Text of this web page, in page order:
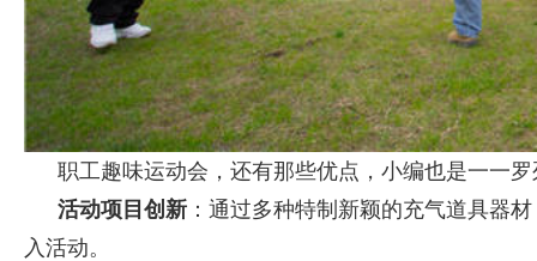
职工趣味运动会，还有那些优点，小编也是一一
活动项目创新 ：通过多种特制新颖的充气道具器
入活动。